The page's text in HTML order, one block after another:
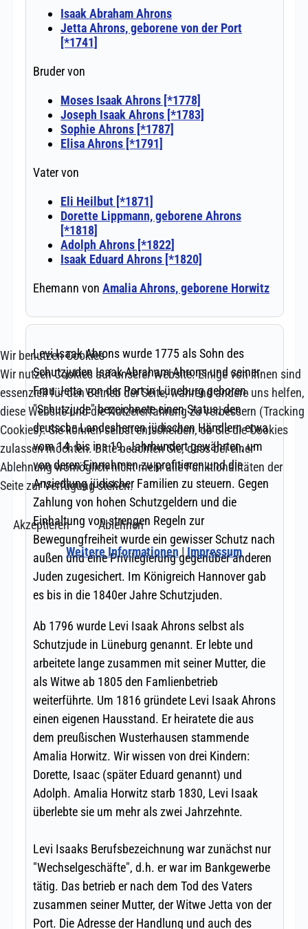
Wir benutzen Cookies
Wir nutzen Cookies auf unserer Website. Einige von ihnen sind
essenziell für den Betrieb der Seite, während andere uns helfen,
diese Website und die Nutzererfahrung zu verbessern (Tracking
Cookies). Sie können selbst entscheiden, ob Sie die Cookies
zulassen möchten. Bitte beachten Sie, dass bei einer
Ablehnung womöglich nicht mehr alle Funktionalitäten der
Seite zur Verfügung stehen.
Akzeptieren
Ablehnen
Weitere Informationen | Impressum